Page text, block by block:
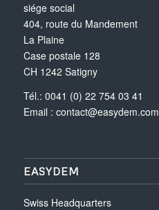
siége social
404, route du Mandement
La Plaine
Case postale 128
CH 1242 Satigny
Tél.: 0041 (0) 22 754 03 41
Email : contact@easydem.com
EASYDEM
Swiss Headquarters